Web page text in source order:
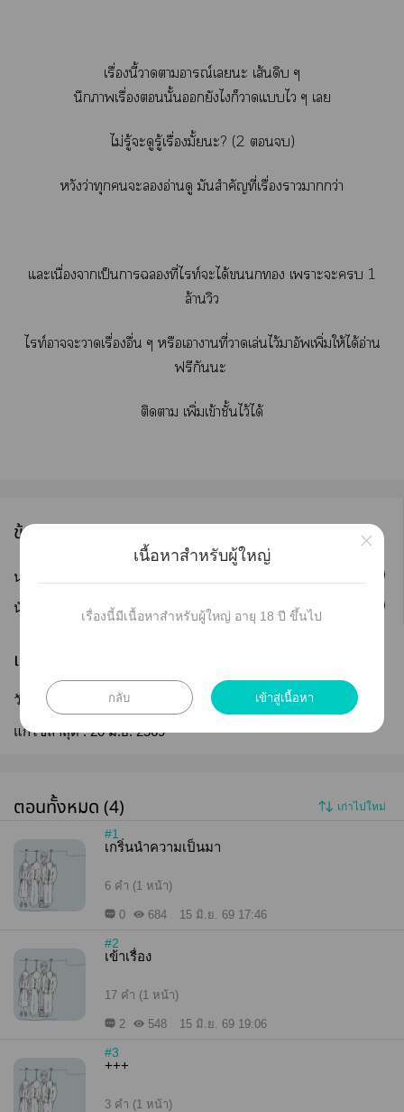
เรื่องนี้าาารณ์เะ เส้นดิบ ๆ
นึกาเรื่องนั้นยังไก็าแไ ๆ เ
ไม่รู้ะดูรู้เรื่องมั้ยะ? (2 )
หวังว่าทุกะอ่านดู มันสำคัญที่เรื่องาากว่า
แะเนื่องจากเป็นาที่ไท์ะได้ก เาะะ 1
ล้านวิว
ไท์าะาเรื่องอื่น ๆ หรือเาาที่าเล่นไว้าอัพเพิ่มให้ได้อ่าน
ฟรีกันะ
ติดา เพิ่มเข้าชั้นไว้ได้
ข้อมูลนักเขียน
นามปากกา :
นักเขียน : ชากุหลาบ
เผยแพร่
วันที่เผยแพร่ : 15 มิ.ย. 2569
แก้ไขล่าสุด :20 มิ.ย. 2569
ตอนทั้งหมด (4) เก่าไปใหม่
#1
เกริ่นนำความเป็นมา
6 คำ (1 หน้า)
0 684 15 มิ.ย. 69 17:46
#2
เข้าเรื่อง
17 คำ (1 หน้า)
2 548 15 มิ.ย. 69 19:06
#3
+++
3 คำ (1 หน้า)
เนื้อหาสำหรับผู้ใหญ่
เรื่องนี้มีเนื้อหาสำหรับผู้ใหญ่ อายุ 18 ปี ขึ้นไป
กลับ เข้าสู่เนื้อหา
×